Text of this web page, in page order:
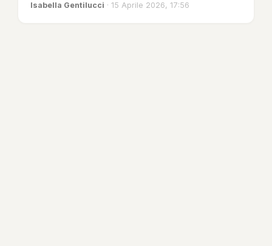
Isabella Gentilucci · 15 Aprile 2026, 17:56